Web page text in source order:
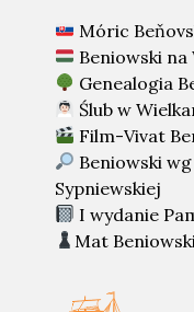
Móric
Beniowski
Genealogia
Ślub w
Film-Vivat
Beniowski
Sypniewskiej
I wydanie
Mat